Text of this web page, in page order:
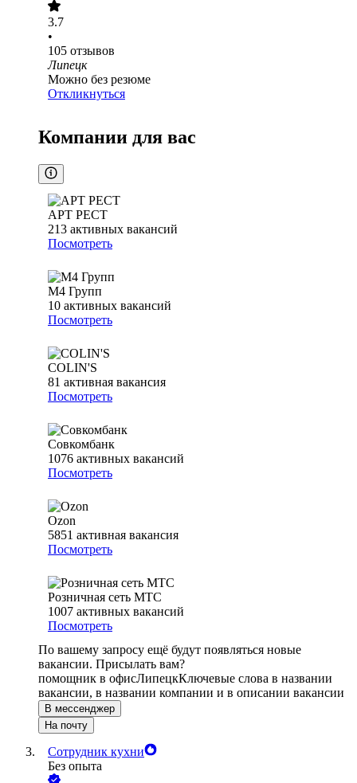
3.7
•
105 отзывов
Липецк
Можно без резюме
Откликнуться
Компании для вас
АРТ РЕСТ
213 активных вакансий
Посмотреть
М4 Групп
10 активных вакансий
Посмотреть
COLIN'S
81 активная вакансия
Посмотреть
Совкомбанк
1076 активных вакансий
Посмотреть
Ozon
5851 активная вакансия
Посмотреть
Розничная сеть МТС
1007 активных вакансий
Посмотреть
По вашему запросу ещё будут появляться новые
вакансии. Присылать вам?
помощник в офисЛипецкКлючевые слова в названии
вакансии, в названии компании и в описании вакансии
В мессенджер
На почту
Сотрудник кухни
Без опыта